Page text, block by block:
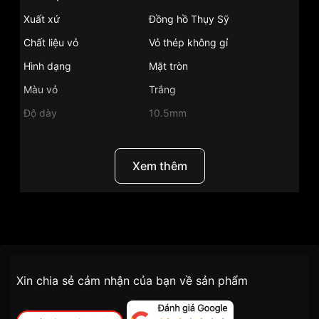
Xuất xứ
Đồng hồ Thụy Sỹ
Chất liệu vỏ
Vỏ thép không gỉ
Hình dạng
Mặt tròn
Màu vỏ
Trắng
Độ dày
10.5mm
Những sản phẩm tương tự
"Certina 40mm Nam
C033.457.16.031.00":Xem thêm
Đối tượng sử dụng Nam
tiện lợi –
nhanh chóng – minh bạch
Xin chia sẻ cảm nhận của bạn về sản phẩm